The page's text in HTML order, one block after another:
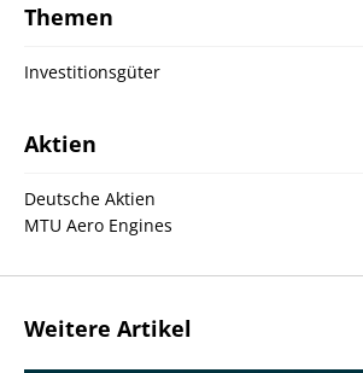
Themen
Investitionsgüter
Aktien
Deutsche Aktien
MTU Aero Engines
Weitere Artikel